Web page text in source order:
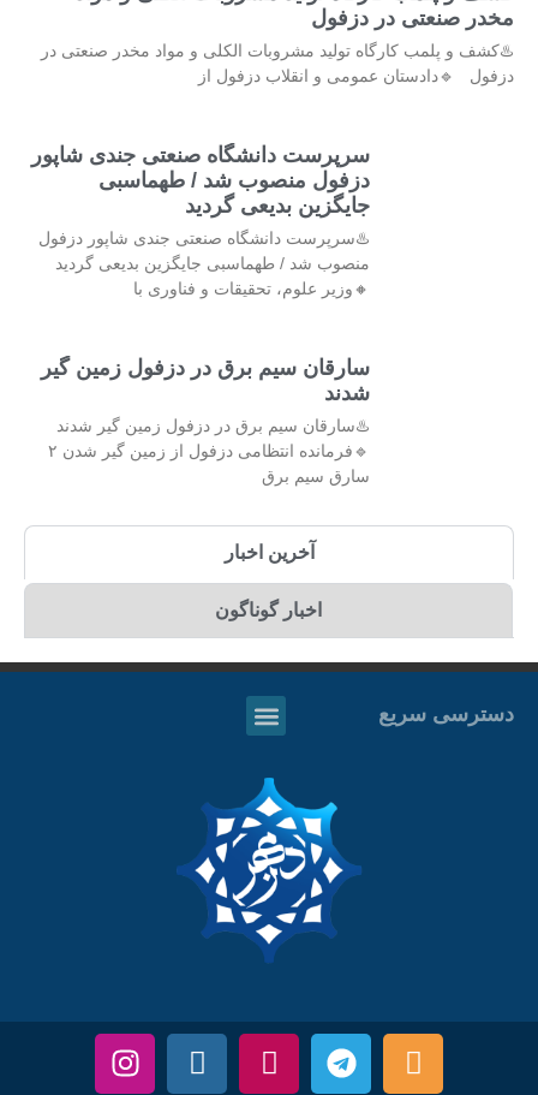
مخدر صنعتی در دزفول
♨️کشف و پلمب کارگاه تولید مشروبات الکلی و مواد مخدر صنعتی در
دزفول 🔹دادستان عمومی و انقلاب دزفول از
سرپرست دانشگاه صنعتی جندی شاپور
دزفول منصوب شد / طهماسبی
جایگزین بدیعی گردید
♨️سرپرست دانشگاه صنعتی جندی شاپور دزفول
منصوب شد / طهماسبی جایگزین بدیعی گردید
🔸وزیر علوم، تحقیقات و فناوری با
سارقان سیم برق در دزفول زمین گیر
شدند
♨️سارقان سیم برق در دزفول زمین گیر شدند
🔹فرمانده انتظامی دزفول از زمین گیر شدن ۲
سارق سیم برق
آخرین اخبار
اخبار گوناگون
دسترسی سریع